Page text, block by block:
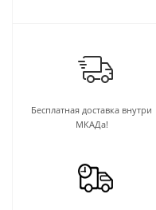
Бесплатная доставка внутри
МКАДа!